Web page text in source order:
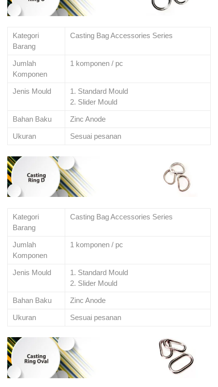
Kategori
Barang
Casting Bag Accessories Series
Jumlah
Komponen
1 komponen / pc
Jenis Mould
1. Standard Mould
2. Slider Mould
Bahan Baku Zinc Anode
Ukuran Sesuai pesanan
Kategori
Barang
Casting Bag Accessories Series
Jumlah
Komponen
1 komponen / pc
Jenis Mould
1. Standard Mould
2. Slider Mould
Bahan Baku Zinc Anode
Ukuran Sesuai pesanan